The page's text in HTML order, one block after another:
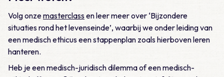
Volg onzemasterclassen leer meer over ‘Bijzondere
situaties rond het levenseinde’, waarbij we onder leiding van
een medisch ethicus een stappenplan zoals hierboven leren
hanteren.
Heb je een medisch-juridisch dilemma of een medisch-